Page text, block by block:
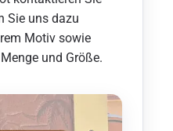
Sie uns dazu
Motiv sowie
und Größe.